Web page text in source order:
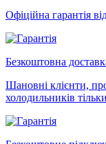
Офіційна гарантія
Безкоштовна
Шановні клієнти,
холодильників